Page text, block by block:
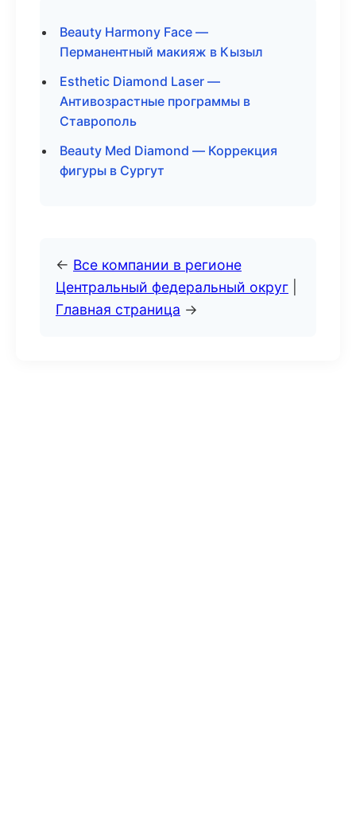
Beauty Harmony Face —
Перманентный макияж в Кызыл
Esthetic Diamond Laser —
Антивозрастные программы в
Ставрополь
Beauty Med Diamond — Коррекция
фигуры в Сургут
← Все компании в регионе
Центральный федеральный округ
Главная страница →